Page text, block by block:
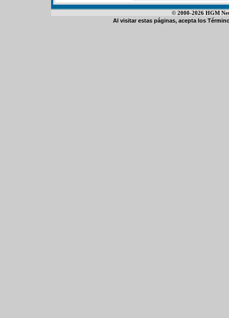
© 2000-2026 HGM
Al visitar estas páginas, acepta los